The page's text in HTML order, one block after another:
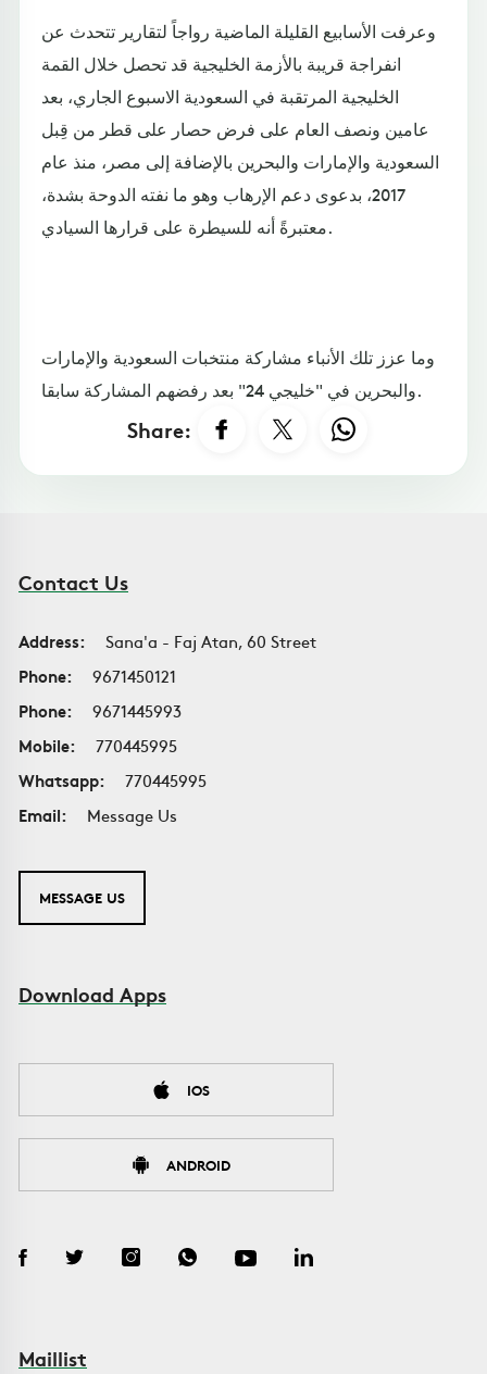
وعرفت الأسابيع القليلة الماضية رواجاً لتقارير تتحدث عن
انفراجة قريبة بالأزمة الخليجية قد تحصل خلال القمة
الخليجية المرتقبة في السعودية الاسبوع الجاري، بعد
عامين ونصف العام على فرض حصار على قطر من قِبل
السعودية والإمارات والبحرين بالإضافة إلى مصر، منذ عام
2017، بدعوى دعم الإرهاب وهو ما نفته الدوحة بشدة،
معتبرةً أنه للسيطرة على قرارها السيادي.
وما عزز تلك الأنباء مشاركة منتخبات السعودية والإمارات
والبحرين في "خليجي 24" بعد رفضهم المشاركة سابقا.
Share:
Contact Us
Address:
Sana'a - Faj Atan, 60 Street
Phone:
9671450121
Phone:
9671445993
Mobile:
770445995
Whatsapp:
770445995
Email:
Message Us
MESSAGE US
Download Apps
IOS
ANDROID
Maillist